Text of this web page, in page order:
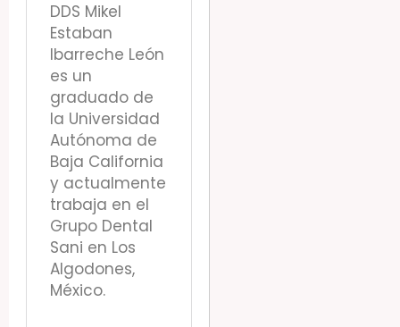
DDS Mikel
Estaban
Ibarreche León
es un
graduado de
la Universidad
Autónoma de
Baja California
y actualmente
trabaja en el
Grupo Dental
Sani en Los
Algodones,
México.